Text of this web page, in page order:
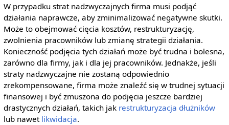
W przypadku strat nadzwyczajnych firma musi podjąć
działania naprawcze, aby zminimalizować negatywne skutki.
Może to obejmować cięcia kosztów, restrukturyzację,
zwolnienia pracowników lub zmianę strategii działania.
Konieczność podjęcia tych działań może być trudna i bolesna,
zarówno dla firmy, jak i dla jej pracowników. Jednakże, jeśli
straty nadzwyczajne nie zostaną odpowiednio
zrekompensowane, firma może znaleźć się w trudnej sytuacji
finansowej i być zmuszona do podjęcia jeszcze bardziej
drastycznych działań, takich jak restrukturyzacja dłużników
lub nawet likwidacja.